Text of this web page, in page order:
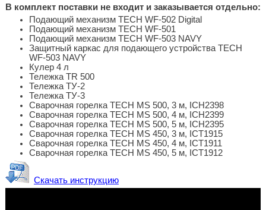
В комплект поставки не входит и заказывается отдельно:
Подающий механизм TECH WF-502 Digital
Подающий механизм TECH WF-501
Подающий механизм TECH WF-503 NAVY
Защитный каркас для подающего устройства TECH
WF-503 NAVY
Кулер 4 л
Тележка TR 500
Тележка ТУ-2
Тележка ТУ-3
Сварочная горелка TECH MS 500, 3 м, ICH2398
Сварочная горелка TECH MS 500, 4 м, ICH2399
Сварочная горелка TECH MS 500, 5 м, ICH2395
Сварочная горелка TECH MS 450, 3 м, ICT1915
Сварочная горелка TECH MS 450, 4 м, ICT1911
Сварочная горелка TECH MS 450, 5 м, ICT1912
Скачать инструкцию